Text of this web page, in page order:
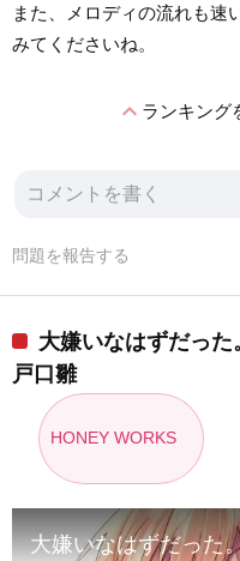
また、メロディの流れも速
みてくださいね。
expand_lessランキング
問題を報告する
大嫌いなはずだっ
戸口雛
HONEY WORKS
大嫌いなはずだった